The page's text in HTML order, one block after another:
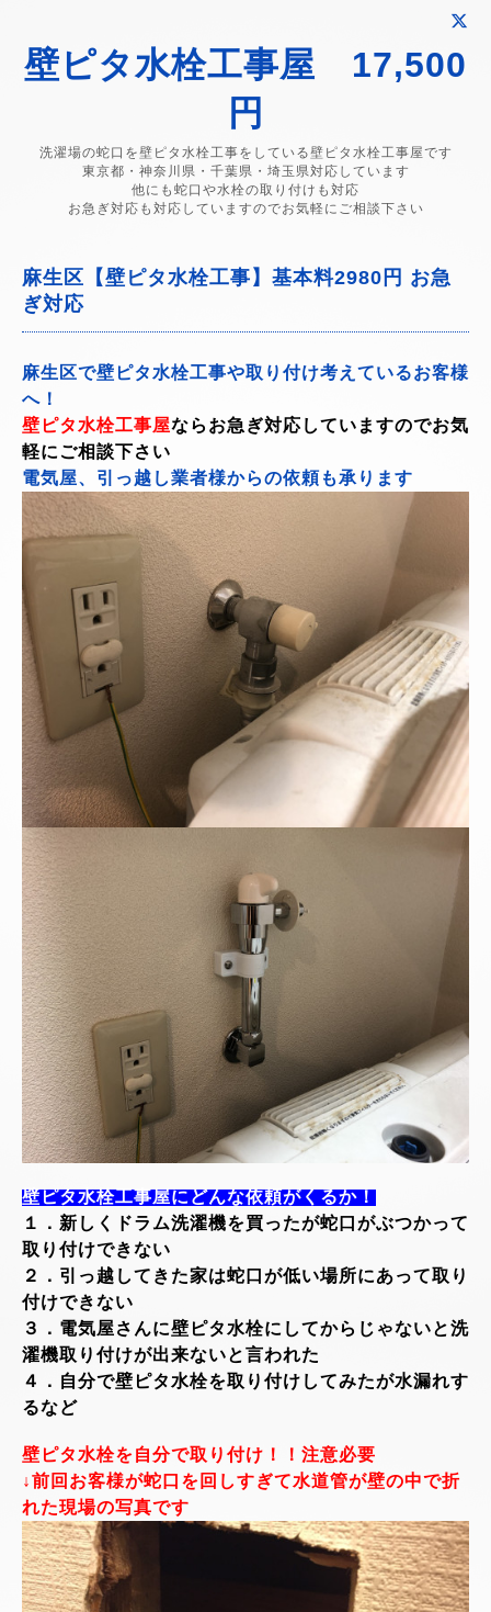
壁ピタ水栓工事屋 17,500
円
洗濯場の蛇口を壁ピタ水栓工事をしている壁ピタ水栓工事屋です
東京都・神奈川県・千葉県・埼玉県対応しています
他にも蛇口や水栓の取り付けも対応
お急ぎ対応も対応していますのでお気軽にご相談下さい
麻生区【壁ピタ水栓工事】基本料2980円 お急
ぎ対応
麻生区で壁ピタ水栓工事や取り付け考えているお客様
へ！
壁ピタ水栓工事屋ならお急ぎ対応していますのでお気
軽にご相談下さい
電気屋、引っ越し業者様からの依頼も承ります
壁ピタ水栓工事屋にどんな依頼がくるか！
１．新しくドラム洗濯機を買ったが蛇口がぶつかって
取り付けできない
２．引っ越してきた家は蛇口が低い場所にあって取り
付けできない
３．電気屋さんに壁ピタ水栓にしてからじゃないと洗
濯機取り付けが出来ないと言われた
４．自分で壁ピタ水栓を取り付けしてみたが水漏れす
るなど
壁ピタ水栓を自分で取り付け！！注意必要
↓前回お客様が蛇口を回しすぎて水道管が壁の中で折
れた現場の写真です